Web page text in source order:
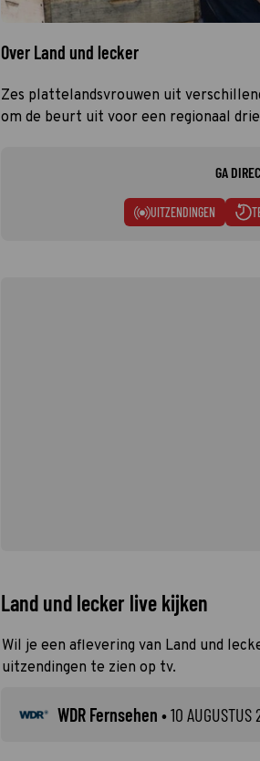
Over Land und lecker
Zes plattelandsvrouwen uit
om de beurt uit voor een regionaal
GA
UITZENDINGEN
Land und lecker live kijken
Wil je een aflevering van Land und
uitzendingen te zien op tv.
WDR Fernsehen •10 AUGUSTUS